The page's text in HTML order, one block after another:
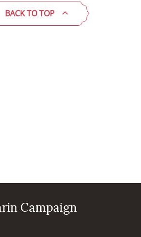
BACK TO TOP
Campaign